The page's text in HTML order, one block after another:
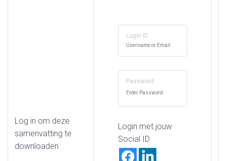
Log in om deze
samenvatting te
downloaden
Login ID
Password
Login met jouw
Social ID